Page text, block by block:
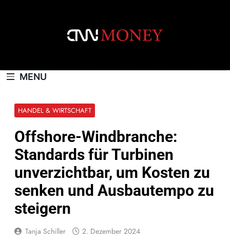
MENU
HANDEL & WIRTSCHAFT
Offshore-Windbranche:
Standards für Turbinen
unverzichtbar, um Kosten zu
senken und Ausbautempo zu
steigern
Tanja Schiller 2. Dezember 2024